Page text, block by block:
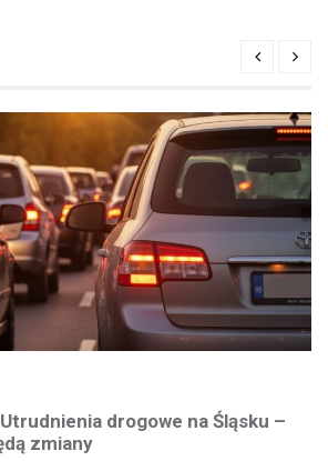
drogowe na Śląsku –
zmiany